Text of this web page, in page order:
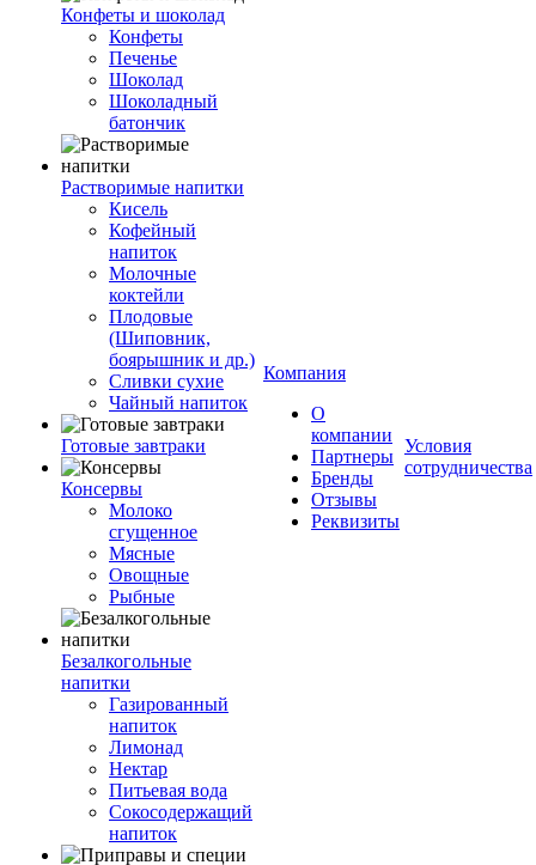
Конфеты и шоколад
Конфеты
Печенье
Шоколад
Шоколадный
батончик
Растворимые напитки
Кисель
Кофейный
напиток
Молочные
коктейли
Плодовые
(Шиповник,
боярышник и др.)
Сливки сухие
Чайный напиток
Готовые завтраки
Консервы
Молоко
сгущенное
Мясные
Овощные
Рыбные
Безалкогольные
напитки
Газированный
напиток
Лимонад
Нектар
Питьевая вода
Сокосодержащий
напиток
Компания
О
компании
Партнеры
Бренды
Отзывы
Реквизиты
Условия
сотрудничества